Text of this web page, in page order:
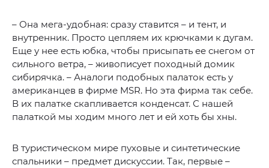
– Она мега-удобная: сразу ставится – и тент, и
внутренник. Просто цепляем их крючками к дугам.
Еще у нее есть юбка, чтобы присыпать ее снегом от
сильного ветра, – живописует походный домик
сибирячка. – Аналоги подобных палаток есть у
американцев в фирме MSR. Но эта фирма так себе.
В их палатке скапливается конденсат. С нашей
палаткой мы ходим много лет и ей хоть бы хны.
В туристическом мире пуховые и синтетические
спальники – предмет дискуссии. Так, первые –